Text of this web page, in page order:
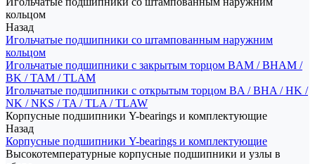
кольцом
Назад
Игольчатые подшипники со штампованным наружним
кольцом
Игольчатые подшипники с закрытым торцом BAM / BHAM /
BK / TAM / TLAM
Игольчатые подшипники с открытым торцом BA / BHA / HK /
NK / NKS / TA / TLA / TLAW
Корпусные подшипники Y-bearings и комплектующие
Назад
Корпусные подшипники Y-bearings и комплектующие
Высокотемпературные корпусные подшипники и узлы в